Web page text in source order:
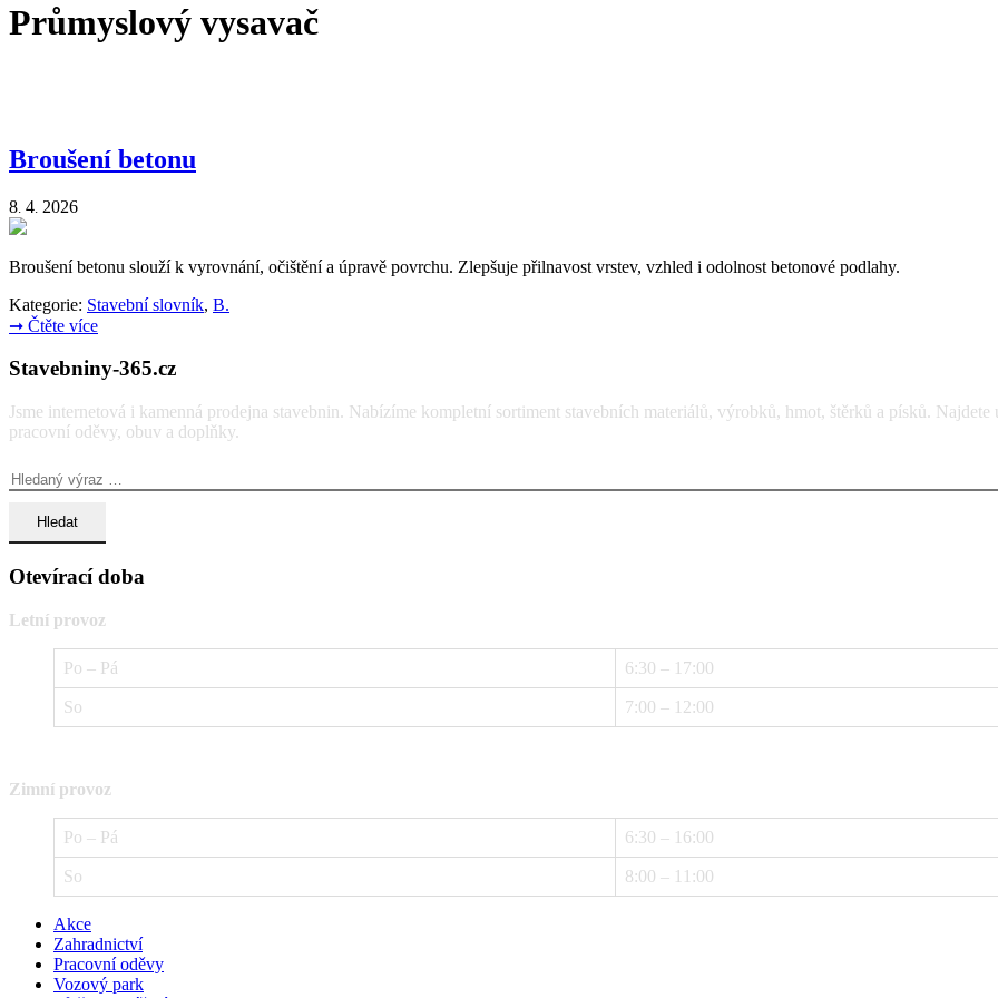
Průmyslový vysavač
Broušení betonu
8 4 2026
Broušení betonu slouží k vyrovnání, očištění a úpravě povrchu. Zlepšuje přilnavost vrstev, vzhled i odolnost betonové podlahy.
Kategorie: Stavební slovník, B.
➞ Čtěte více
Stavebniny-365.cz
Jsme internetová i kamenná prodejna stavebnin. Nabízíme kompletní sortiment stavebních materiálů, výrobků, hmot, štěrků a písků.
pracovní oděvy, obuv a doplňky.
Otevírací doba
Letní provoz
Po – Pá 6:30 – 17:00
So 7:00 – 12:00
Zimní provoz
Po – Pá 6:30 – 16:00
So 8:00 – 11:00
Akce
Zahradnictví
Pracovní oděvy
Vozový park